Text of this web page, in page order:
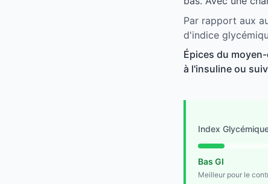
Par rapport aux
d'indice
Épices du
à l'insuline ou
Index
Bas GI
Meilleur pour le